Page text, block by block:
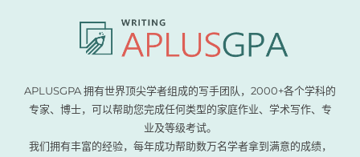
APLUSGPA 拥有世界顶尖学者组成的写手团队，2000+各个学科的
专家、博士，可以帮助您完成任何类型的家庭作业、学术写作、专
业及等级考试。
我们拥有丰富的经验，每年成功帮助数万名学者拿到满意的成绩，